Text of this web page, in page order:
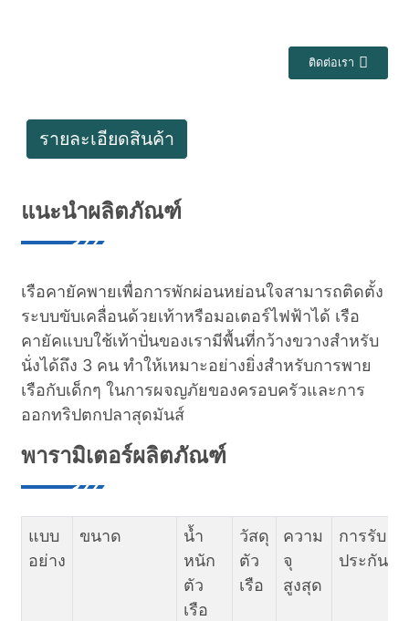
ติดต่อเรา
รายละเอียดสินค้า
แนะนำผลิตภัณฑ์
เรือคายัคพายเพื่อการพักผ่อนหย่อนใจสามารถติดตั้ง
ระบบขับเคลื่อนด้วยเท้าหรือมอเตอร์ไฟฟ้าได้ เรือ
คายัคแบบใช้เท้าปั่นของเรามีพื้นที่กว้างขวางสำหรับ
นั่งได้ถึง 3 คน ทำให้เหมาะอย่างยิ่งสำหรับการพาย
เรือกับเด็กๆ ในการผจญภัยของครอบครัวและการ
ออกทริปตกปลาสุดมันส์
พารามิเตอร์ผลิตภัณฑ์
แบบ
อย่าง
ขนาด
น้ำ
หนัก
ตัว
เรือ
วัสดุ
ตัว
เรือ
ความ
จุ
สูงสุด
การรับ
ประกัน